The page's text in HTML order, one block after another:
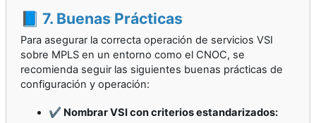
📘 7. Buenas Prácticas
Para asegurar la correcta operación de servicios VSI
sobre MPLS en un entorno como el CNOC, se
recomienda seguir las siguientes buenas prácticas de
configuración y operación:
✔️ Nombrar VSI con criterios estandarizados: